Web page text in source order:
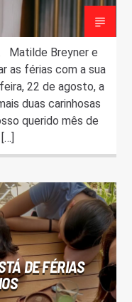
Matilde Breyner e
as férias com a sua
22 de agosto, a
duas carinhosas
querido mês de
DE FÉRIAS